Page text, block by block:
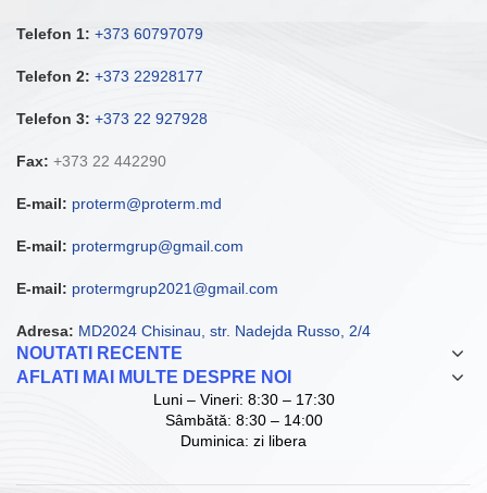
Telefon 1: +373 60797079
Telefon 2: +373 22928177
Telefon 3: +373 22 927928
Fax: +373 22 442290
E-mail: proterm@proterm.md
E-mail: protermgrup@gmail.com
E-mail: protermgrup2021@gmail.com
Adresa: MD2024 Chisinau, str. Nadejda Russo, 2/4
NOUTATI RECENTE
AFLATI MAI MULTE DESPRE NOI
Luni – Vineri: 8:30 – 17:30
Sâmbătă: 8:30 – 14:00
Duminica: zi libera